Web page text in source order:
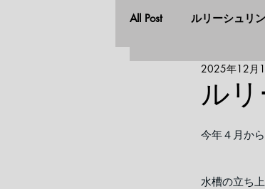
All Post ルリーシュリ
ル
2025年12月
今年４月か
水槽の立ち